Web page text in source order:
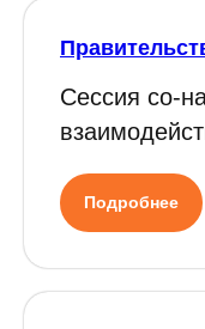
Сессия со-
Подробнее